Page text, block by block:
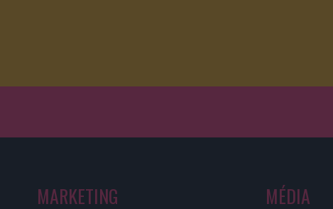
MARKETING MÉDIA